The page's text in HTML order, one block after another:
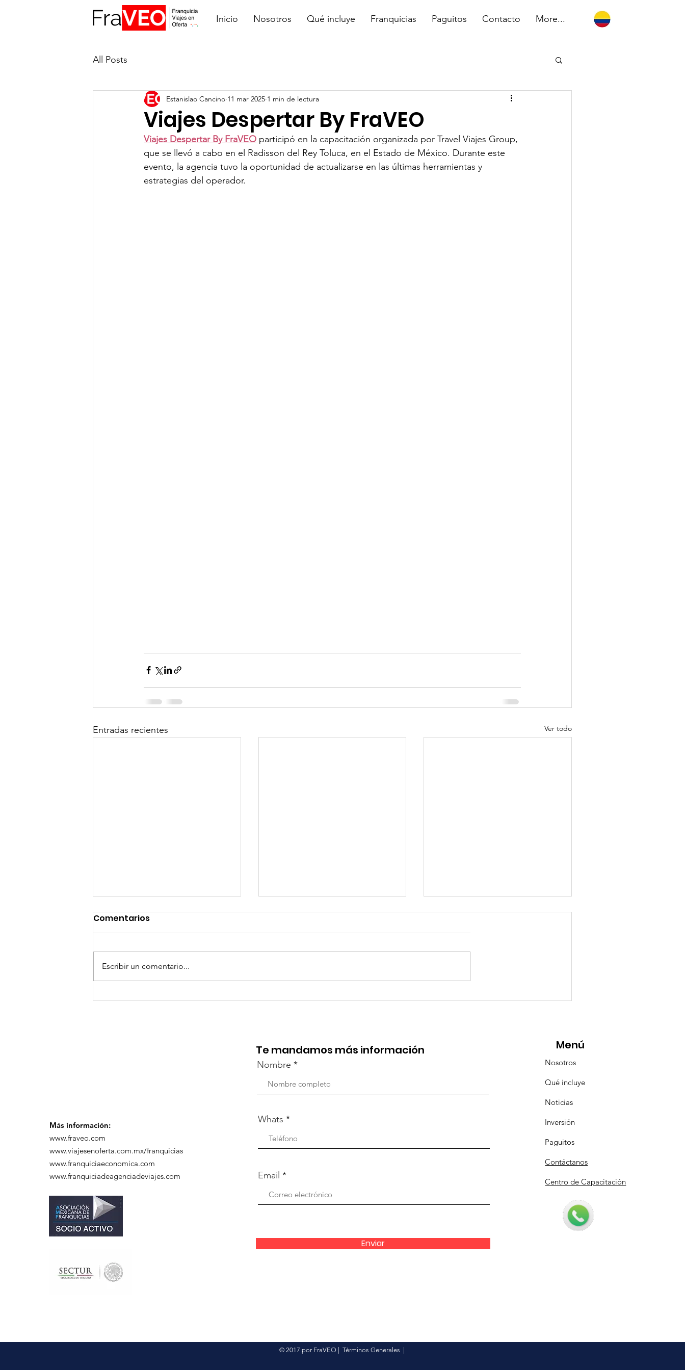
Inicio Nosotros Qué incluye Franquicias Paguitos Contacto More...
All Posts
Viajes Despertar By FraVEO
Estanislao Cancino 11 mar 2025 1 min de lectura
Viajes Despertar By FraVEO participó en la capacitación organizada por Travel Viajes Group,
que se llevó a cabo en el Radisson del Rey Toluca, en el Estado de México. Durante este
evento, la agencia tuvo la oportunidad de actualizarse en las últimas herramientas y
estrategias del operador.
Entradas recientes Ver todo
¡Arte, Vino y las Mejores
¡Acapulco y Guerrero se
¡Presencia Destacada en
Comentarios
Escribir un comentario...
Más información:
www.fraveo.com
www.viajesenoferta.com.mx/franquicias
www.franquiciaeconomica.com
www.franquiciadeagenciadeviajes.com
Te mandamos más información
Nombre
Whats
Email
Enviar
Menú
Nosotros
Qué incluye
Noticias
Inversión
Paguitos
Contáctanos
Centro de Capacitación
© 2017 por FraVEO Términos Generales